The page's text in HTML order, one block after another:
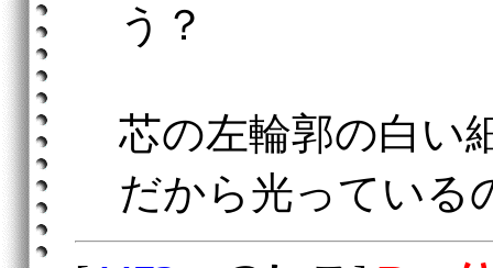
う？
芯の左輪郭の白い
だから光っている